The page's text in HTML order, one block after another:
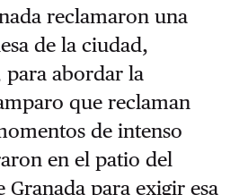
reclamaron una
de la ciudad,
para abordar la
que reclaman
de intenso
en el patio del
para exigir esa